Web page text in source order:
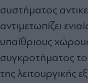
συστήματος
αντιμετωπίζει
υπαίθριους
συγκροτήματος
της λειτουργικής